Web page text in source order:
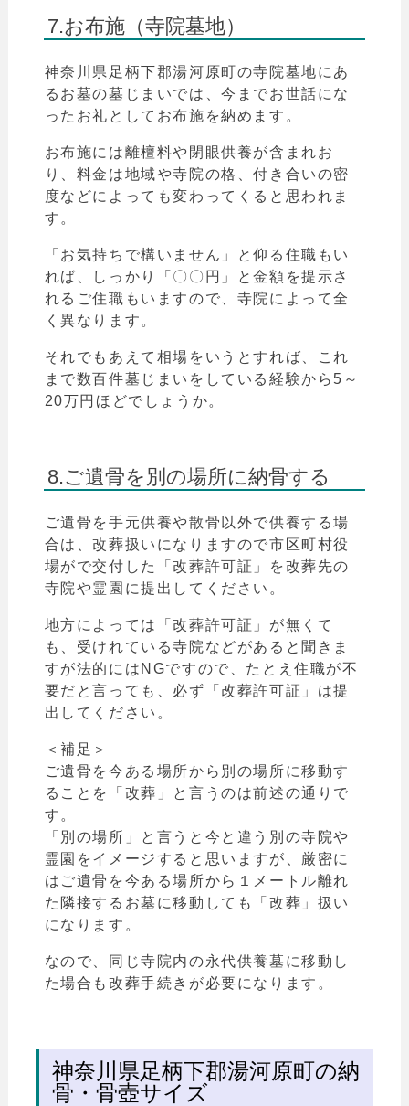
7.お布施（寺院墓地）
神奈川県 足柄下郡湯河原町の寺院墓地にあ
るお墓の墓じまいでは、今までお世話にな
ったお礼としてお布施を納めます。
お布施には離檀料や閉眼供養が含まれお
り、料金は地域や寺院の格、付き合いの密
度などによっても変わってくると思われま
す。
「お気持ちで構いません」と仰る住職もい
れば、しっかり
「 〇〇円」と金額を提示さ
れるご住職もいますので、寺院によって全
く異なります。
それでもあえて相場をいうとすれば、これ
まで数百件墓じまいをしている経験から5～
20万円ほどでしょうか。
8.ご遺骨を別の場所に納骨する
ご遺骨を手元供養や散骨以外で供養する場
合は、改葬扱いになりますので市区町村役
場がで交付した「改葬許可証」を改葬先の
寺院や霊園に提出してください。
地方によっては 「改葬許可証」が無くて
も、受けれている寺院などがあると聞きま
すが法的にはNGですので、たとえ住職が不
要だと言っても、必ず 「改葬許可証」は提
出してください。
＜補足＞
ご遺骨を今ある場所から別の場所に移動す
ることを
「 改葬」と言うのは前述の通りで
す。
「 別の場所 」と言うと今と違う別の寺院や
霊園をイメージすると思いますが、厳密に
はご遺骨を今ある場所から１メートル離れ
た隣接するお墓に移動しても「改葬」扱い
になります。
なので、同じ寺院内の永代供養墓に移動し
た場合も改葬手続きが必要になります。
神奈川県足柄下郡湯河原町の納
骨・骨壺サイズ